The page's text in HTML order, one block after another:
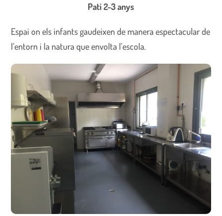
Pati 2-3 anys
Espai on els infants gaudeixen de manera espectacular de
l’entorn i la natura que envolta l’escola.